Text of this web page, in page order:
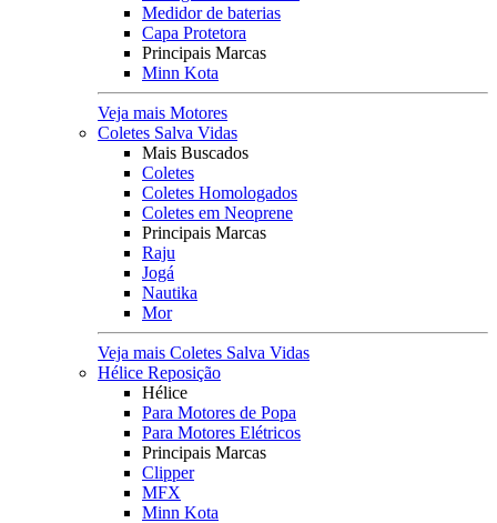
Medidor de baterias
Capa Protetora
Principais Marcas
Minn Kota
Veja mais Motores
Coletes Salva Vidas
Mais Buscados
Coletes
Coletes Homologados
Coletes em Neoprene
Principais Marcas
Raju
Jogá
Nautika
Mor
Veja mais Coletes Salva Vidas
Hélice Reposição
Hélice
Para Motores de Popa
Para Motores Elétricos
Principais Marcas
Clipper
MFX
Minn Kota